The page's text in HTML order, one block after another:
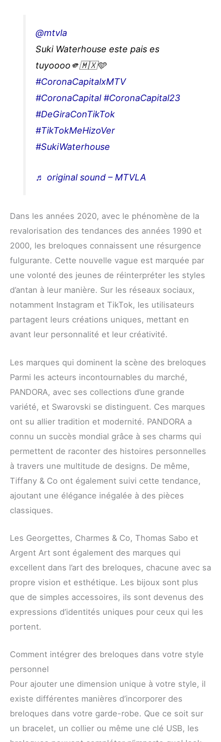
@mtvla
Suki Waterhouse este pais es
tuyoooo🫵🇲🇽🩵
#CoronaCapitalxMTV
#CoronaCapital #CoronaCapital23
#DeGiraConTikTok
#TikTokMeHizoVer
#SukiWaterhouse
♬ original sound – MTVLA
Dans les années 2020, avec le phénomène de la
revalorisation des tendances des années 1990 et
2000, les breloques connaissent une résurgence
fulgurante. Cette nouvelle vague est marquée par
une volonté des jeunes de réinterpréter les styles
d’antan à leur manière. Sur les réseaux sociaux,
notamment Instagram et TikTok, les utilisateurs
partagent leurs créations uniques, mettant en
avant leur personnalité et leur créativité.
Les marques qui dominent la scène des breloques
Parmi les acteurs incontournables du marché,
PANDORA, avec ses collections d’une grande
variété, et Swarovski se distinguent. Ces marques
ont su allier tradition et modernité. PANDORA a
connu un succès mondial grâce à ses charms qui
permettent de raconter des histoires personnelles
à travers une multitude de designs. De même,
Tiffany & Co ont également suivi cette tendance,
ajoutant une élégance inégalée à des pièces
classiques.
Les Georgettes, Charmes & Co, Thomas Sabo et
Argent Art sont également des marques qui
excellent dans l’art des breloques, chacune avec sa
propre vision et esthétique. Les bijoux sont plus
que de simples accessoires, ils sont devenus des
expressions d’identités uniques pour ceux qui les
portent.
Comment intégrer des breloques dans votre style
personnel
Pour ajouter une dimension unique à votre style, il
existe différentes manières d’incorporer des
breloques dans votre garde-robe. Que ce soit sur
un bracelet, un collier ou même une clé USB, les